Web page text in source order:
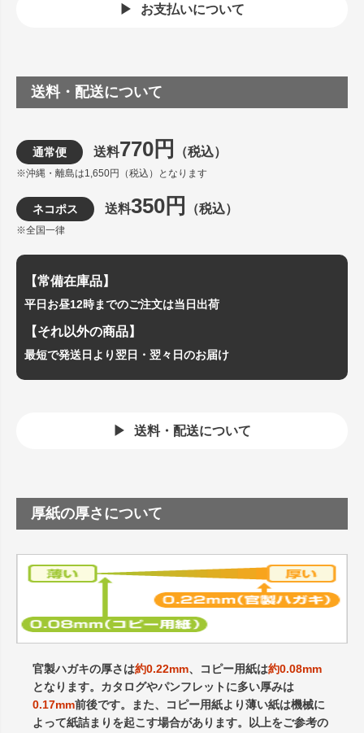
お支払いについて
送料・配送について
通常便 送料770円 （税込）
※沖縄・離島は1,650円（税込）となります
ネコポス 送料350円 （税込）
※全国一律
【常備在庫品】
平日お昼12時までのご注文は当日出荷
【それ以外の商品】
最短で発送日より翌日・翌々日のお届け
送料・配送について
厚紙の厚さについて
官製ハガキの厚さは約0.22mm、コピー用紙は約0.08mm
となります。カタログやパンフレットに多い厚みは
0.17mm前後です。また、コピー用紙より薄い紙は機械に
よって紙詰まりを起こす場合があります。以上をご参考の